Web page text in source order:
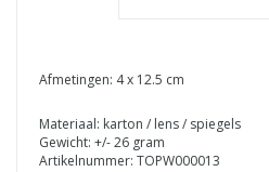
Afmetingen: 4 x 12.5 cm
Materiaal: karton / lens / spiegels
Gewicht: +/- 26 gram
Artikelnummer: TOPW000013